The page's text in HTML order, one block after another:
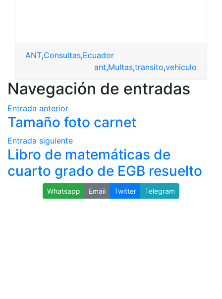
ANT,Consultas,Ecuador
ant,Multas,transito,vehiculo
Navegación de entradas
Entrada anterior
Tamaño foto carnet
Entrada siguiente
Libro de matemáticas de
cuarto grado de EGB resuelto
Whatsapp Email Twitter Telegram